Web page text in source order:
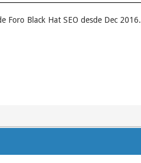
Foro Black Hat SEO desde Dec 2016.